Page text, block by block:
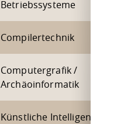
Betriebssysteme
Compilertechnik
Computergrafik /
Archäoinformatik
Künstliche Intelligenz